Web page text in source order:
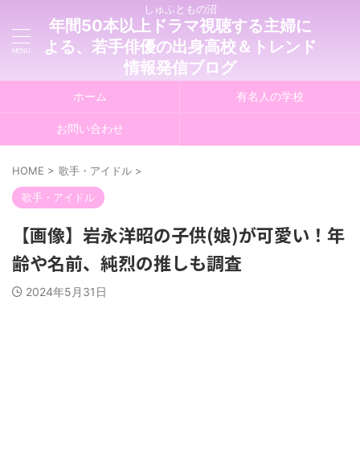
しゅふともの沼
年間50本以上ドラマ視聴する主婦に
よる、若手俳優の出身高校＆トレンド
情報発信ブログ
ホーム 有名人の学校
お問い合わせ
HOME > 歌手・アイドル >
歌手・アイドル
【画像】岩永洋昭の子供(娘)が可愛い！年
齢や名前、純烈の推しも調査
2024年5月31日